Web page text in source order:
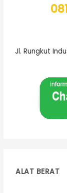
Jl. Rungkut
ALAT BERAT